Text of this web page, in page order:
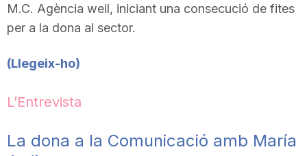
M.C. Agència weil, iniciant una consecució de fites
per a la dona al sector.
(Llegeix-ho)
L’Entrevista
La dona a la Comunicació amb María